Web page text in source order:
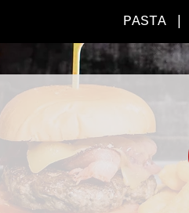
PASTA |